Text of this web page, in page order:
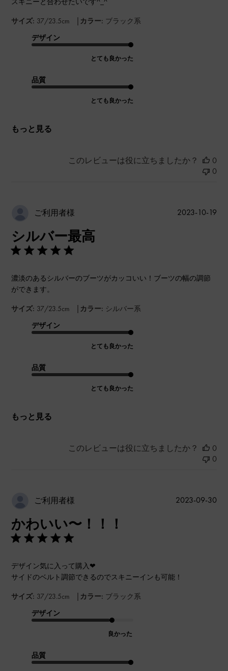
サイズ: 37/23.5cm | カラー: ブラック系
デザイン
とても良かった
品質
とても良かった
もっと見る
このレビューは役に立ちましたか？
0
0
ご利用者様
シルバー最高
濃淡のあるシルバーのブーツがカッコいい！ブーツの幅の調節
ができます。
サイズ: 37/23.5cm | カラー: シルバー系
デザイン
とても良かった
品質
とても良かった
もっと見る
公
2023-10-19
このレビューは役に立ちましたか？
0
0
ご利用者様
かわいい〜！！！
デザイン気に入って購入❤︎
サイドのベルト調節できるのでスキニーインも可能！
サイズ: 37/23.5cm | カラー: ブラック系
デザイン
良かった
品質
公
2023-09-30